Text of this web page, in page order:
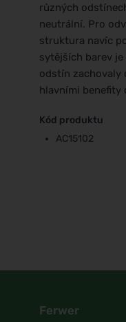
různých
neutrální. Pro
struktura navíc
sytějších barev
odstín zachovaly
hlavními benefity
Kód produktu
AC15102
Ferwer